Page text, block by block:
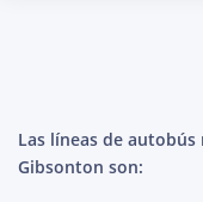
Las líneas de
Gibsonton son: